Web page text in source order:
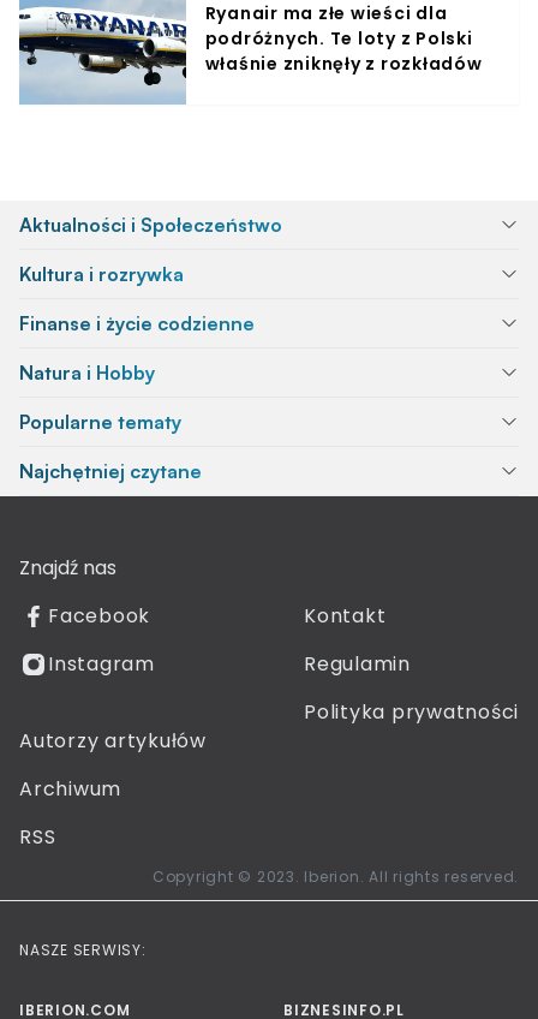
Ryanair ma złe wieści dla
podróżnych. Te loty z Polski
właśnie zniknęły z rozkładów
Aktualności i Społeczeństwo
Kultura i rozrywka
Finanse i życie codzienne
Natura i Hobby
Popularne tematy
Najchętniej czytane
Znajdź nas
Facebook
Instagram
Kontakt
Regulamin
Polityka prywatności
Autorzy artykułów
Archiwum
RSS
Copyright © 2023. Iberion. All rights reserved.
NASZE SERWISY:
IBERION.COM BIZNESINFO.PL